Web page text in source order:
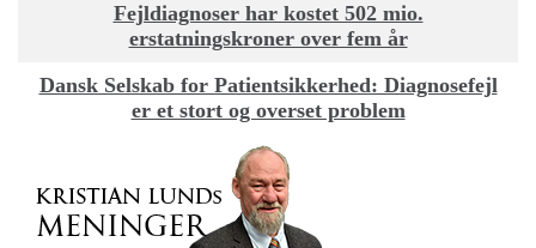
Fejldiagnoser har kostet 502 mio.
erstatningskroner over fem år
Dansk Selskab for Patientsikkerhed: Diagnosefejl
er et stort og overset problem